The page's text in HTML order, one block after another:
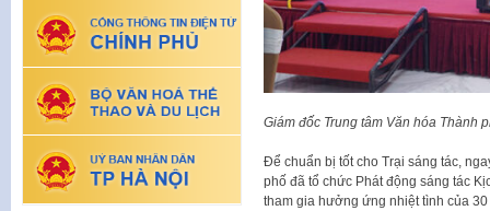
Giám đốc Trung tâm Văn hóa Thành
Để chuẩn bị tốt cho Trại sáng tác,
phố đã tổ chức Phát động sáng tác
tham gia hưởng ứng nhiệt tình của